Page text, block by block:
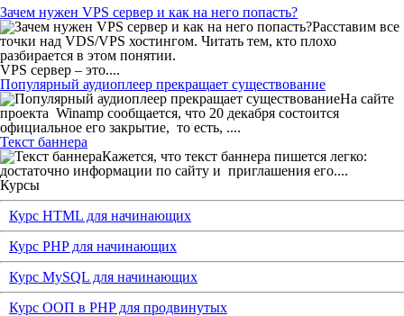
Зачем нужен VPS сервер и как на него попасть?
Расставим все
точки над VDS/VPS хостингом. Читать тем, кто плохо
разбирается в этом понятии.
VPS сервер – это....
Популярный аудиоплеер прекращает существование
На сайте
проекта Winamp сообщается, что 20 декабря состоится
официальное его закрытие, то есть, ....
Текст баннера
Кажется, что текст баннера пишется легко:
достаточно информации по сайту и приглашения его....
Курсы
Курс HTML для начинающих
Курс PHP для начинающих
Курс MySQL для начинающих
Курс ООП в PHP для продвинутых